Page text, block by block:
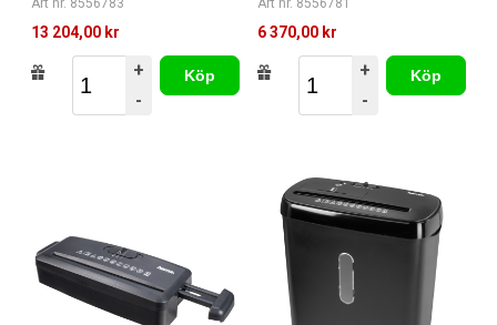
Art nr. 8556783
13 204,00 kr
+
-
Köp
Art nr. 8556781
6 370,00 kr
+
-
Köp